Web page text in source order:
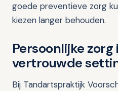
goede preventieve zorg
kiezen langer behouden.
Persoonlijke zorg
vertrouwde
Bij Tandartspraktijk